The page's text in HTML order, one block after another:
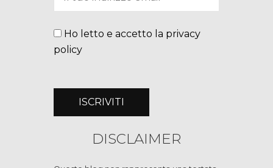
Ho letto e accetto la privacy
policy
DISCLAIMER